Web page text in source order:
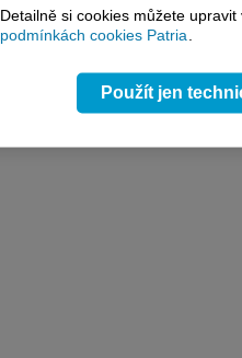
Bankovní rada ČNB podle
13:32
Nintendo navýšilo zisk o 150
Detailně si cookies můžete
podmínkách cookies Patria
Použít jen